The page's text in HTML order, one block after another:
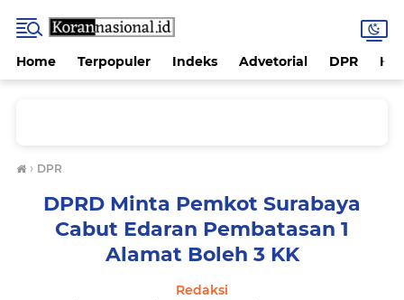
Home Terpopuler Indeks Advetorial DPR
› DPR
DPRD Minta Pemkot Surabaya
Cabut Edaran Pembatasan 1
Alamat Boleh 3 KK
Redaksi